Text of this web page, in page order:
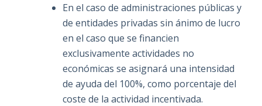
En el caso de administraciones públicas y
de entidades privadas sin ánimo de lucro
en el caso que se financien
exclusivamente actividades no
económicas se asignará una intensidad
de ayuda del 100%, como porcentaje del
coste de la actividad incentivada.